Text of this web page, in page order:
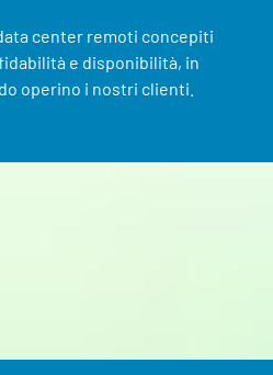
center remoti concepiti
e disponibilità, in
operino i nostri clienti.